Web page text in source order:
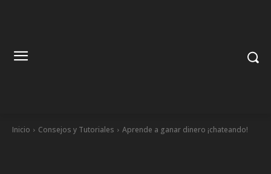
Inicio Consejos y Tutoriales Aprende a ganar dinero ¡chateando!